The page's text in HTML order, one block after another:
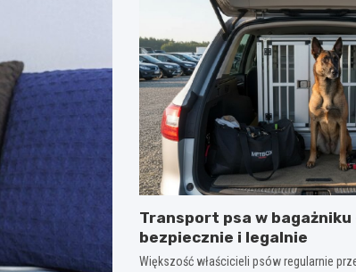
Transport psa w
bezpiecznie i legalnie
Większość właścicieli psów regularnie